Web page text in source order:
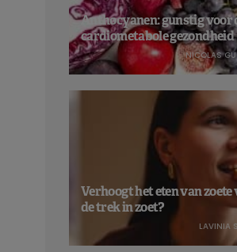
Anthocyanen: gunstig voor
cardiometabole gezondheid
NICOLAS
Verhoogt het eten van zoete
de trek in zoet?
LAVINIA